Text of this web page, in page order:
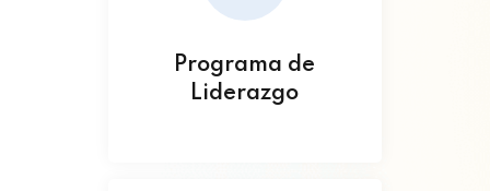
Programa de
Liderazgo